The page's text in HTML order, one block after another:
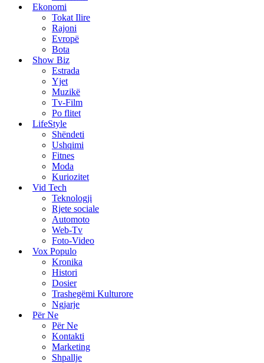
Ekonomi
Tokat Ilire
Rajoni
Evropë
Bota
Show Biz
Estrada
Yjet
Muzikë
Tv-Film
Po flitet
LifeStyle
Shëndeti
Ushqimi
Fitnes
Moda
Kuriozitet
Vid Tech
Teknologji
Rjete sociale
Automoto
Web-Tv
Foto-Video
Vox Populo
Kronika
Histori
Dosier
Trashegëmi Kulturore
Ngjarje
Për Ne
Për Ne
Kontakti
Marketing
Shpallje